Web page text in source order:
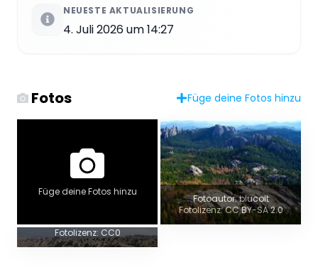
NEUESTE AKTUALISIERUNG
4. Juli 2026 um 14:27
Fotos Füge deine Fotos hinzu
Füge deine Fotos hinzu
Fotoautor: blucolt
Fotolizenz: CC BY-SA 2.0
Fotoautor: Colin.faulkikngham
Fotolizenz: CC0